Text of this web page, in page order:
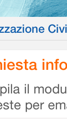
il
per